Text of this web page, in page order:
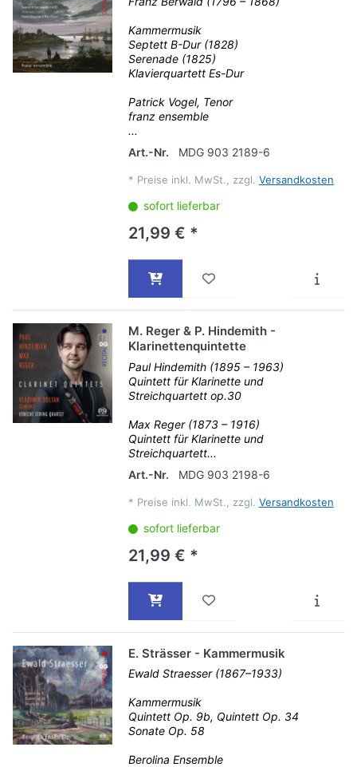
Kammermusik
Septett B-Dur (1828)
Serenade (1825)
Klavierquartett Es-Dur
Patrick Vogel, Tenor
franz ensemble
...
Art.-Nr.
MDG 903 2189-6
* Preise inkl. MwSt., zzgl. Versandkosten
sofort lieferbar
21,99 € *
M. Reger & P. Hindemith -
Klarinettenquintette
Paul Hindemith (1895 – 1963)
Quintett für Klarinette und
Streichquartett op.30
Max Reger (1873 – 1916)
Quintett für Klarinette und
Streichquartett...
Art.-Nr.
MDG 903 2198-6
* Preise inkl. MwSt., zzgl. Versandkosten
sofort lieferbar
21,99 € *
E. Strässer - Kammermusik
Ewald Straesser (1867–1933)
Kammermusik
Quintett Op. 9b, Quintett Op. 34
Sonate Op. 58
Berolina Ensemble